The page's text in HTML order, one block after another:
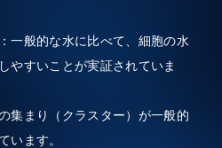
一般的な水に比べて、細胞の水
やすいことが実証されていま
集まり（クラスター）が一般的
います。